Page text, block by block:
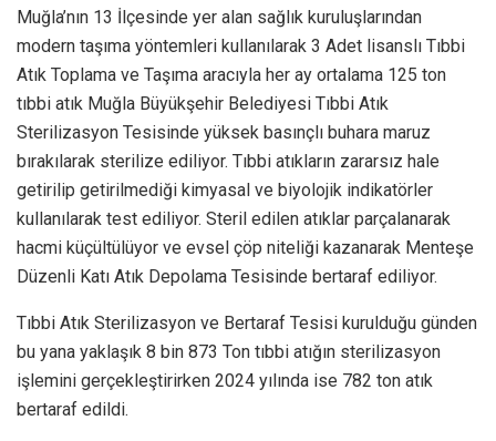
Muğla’nın 13 İlçesinde yer alan sağlık kuruluşlarından
modern taşıma yöntemleri kullanılarak 3 Adet lisanslı Tıbbi
Atık Toplama ve Taşıma aracıyla her ay ortalama 125 ton
tıbbi atık Muğla Büyükşehir Belediyesi Tıbbi Atık
Sterilizasyon Tesisinde yüksek basınçlı buhara maruz
bırakılarak sterilize ediliyor. Tıbbi atıkların zararsız hale
getirilip getirilmediği kimyasal ve biyolojik indikatörler
kullanılarak test ediliyor. Steril edilen atıklar parçalanarak
hacmi küçültülüyor ve evsel çöp niteliği kazanarak Menteşe
Düzenli Katı Atık Depolama Tesisinde bertaraf ediliyor.
Tıbbi Atık Sterilizasyon ve Bertaraf Tesisi kurulduğu günden
bu yana yaklaşık 8 bin 873 Ton tıbbi atığın sterilizasyon
işlemini gerçekleştirirken 2024 yılında ise 782 ton atık
bertaraf edildi.